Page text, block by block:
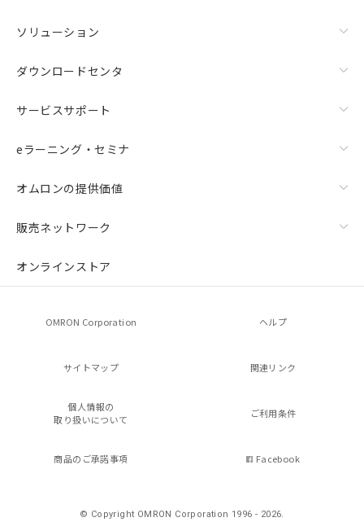
ソリューション
ダウンロードセンタ
サービスサポート
eラーニング・セミナ
オムロンの提供価値
販売ネットワーク
オンラインストア
OMRON Corporation ヘルプ
サイトマップ 関連リンク
個人情報の
取り扱いについて
ご利用条件
商品のご承諾事項 Facebook
© Copyright OMRON Corporation 1996 - 2026.